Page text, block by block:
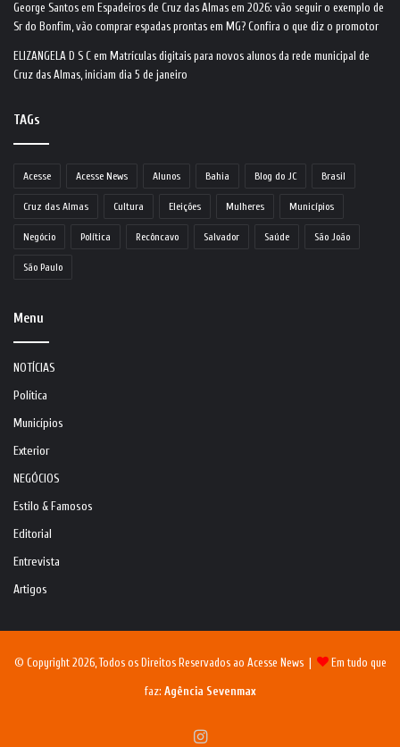
George Santos em Espadeiros de Cruz das Almas em 2026: vão seguir o exemplo de
Sr do Bonfim, vão comprar espadas prontas em MG? Confira o que diz o promotor
ELIZANGELA D S C em Matrículas digitais para novos alunos da rede municipal de
Cruz das Almas, iniciam dia 5 de janeiro
TAGs
Acesse Acesse News Alunos Bahia Blog do JC Brasil
Cruz das Almas Cultura Eleições Mulheres Municípios
Negócio Política Recôncavo Salvador Saúde São João
São Paulo
Menu
NOTÍCIAS
Política
Municípios
Exterior
NEGÓCIOS
Estilo & Famosos
Editorial
Entrevista
Artigos
© Copyright 2026, Todos os Direitos Reservados ao Acesse News | Em tudo que
faz: Agência Sevenmax
Instagram